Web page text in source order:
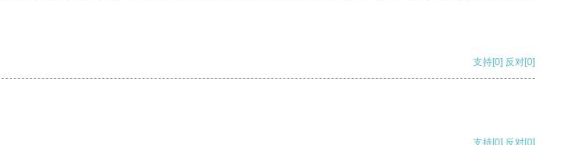
支持[0] 反对[0]
支持[0] 反对[0]